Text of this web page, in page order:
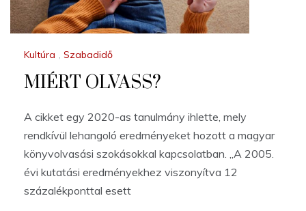
Kultúra , Szabadidő
MIÉRT OLVASS?
A cikket egy 2020-as tanulmány ihlette, mely
rendkívül lehangoló eredményeket hozott a magyar
könyvolvasási szokásokkal kapcsolatban. „A 2005.
évi kutatási eredményekhez viszonyítva 12
százalékponttal esett